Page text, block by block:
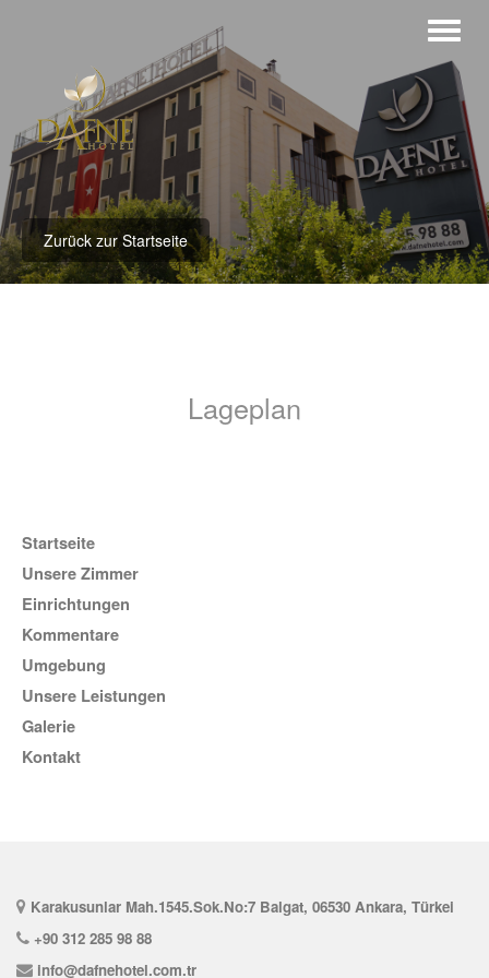
Zurück zur Startseite
Lageplan
Startseite
Unsere Zimmer
Einrichtungen
Kommentare
Umgebung
unsere Leistungen
Galerie
Kontakt
Karakusunlar Mah.1545.Sok.No:7 Balgat, 06530 Ankara, Türkei
+90 312 285 98 88
info@dafnehotel.com.tr